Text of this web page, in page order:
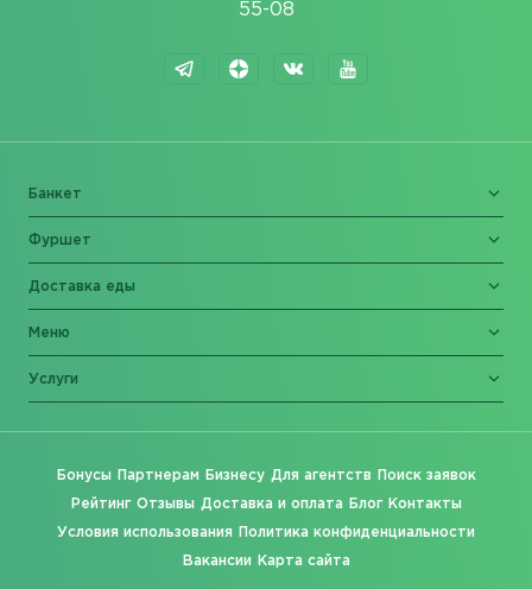
55-08
Банкет
Фуршет
Доставка еды
Меню
Услуги
Бонусы Партнерам Бизнесу Для агентств Поиск заявок
Рейтинг Отзывы Доставка и оплата Блог Контакты
Условия использования Политика конфиденциальности
Вакансии Карта сайта